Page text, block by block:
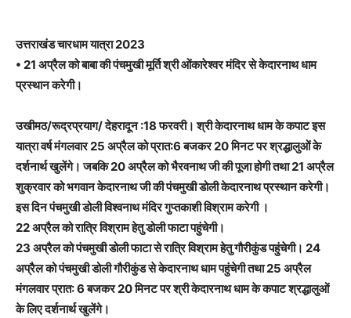
उत्तराखंड चारधाम यात्रा 2023
• 21 अप्रैल को बाबा की पंचमुखी मूर्ति श्री ओंकारेश्वर मंदिर से केदारनाथ धाम
प्रस्थान करेगी।
उखीमठ/रूद्रप्रयाग/ देहरादून :18 फरवरी। श्री केदारनाथ धाम के कपाट इस
यात्रा वर्ष मंगलवार 25 अप्रैल को प्रात:6 बजकर 20 मिनट पर श्रद्धालुओं के
दर्शनार्थ खुलेंगे। जबकि 20 अप्रैल को भैरवनाथ जी की पूजा होगी तथा 21 अप्रैल
शुक्रवार को भगवान केदारनाथ जी की पंचमुखी डोली केदारनाथ प्रस्थान करेगी।
इस दिन पंचमुखी डोली विश्वनाथ मंदिर गुप्तकाशी विश्राम करेगी ।
22 अप्रैल को रात्रि विश्राम हेतु डोली फाटा पहुंचेगी।
23 अप्रैल को पंचमुखी डोली फाटा से रात्रि विश्राम हेतु गौरीकुंड पहुंचेगी। 24
अप्रैल को पंचमुखी डोली गौरीकुंड से केदारनाथ धाम पहुंचेगी तथा 25 अप्रैल
मंगलवार प्रात: 6 बजकर 20 मिनट पर श्री केदारनाथ धाम के कपाट श्रद्धालुओं
के लिए दर्शनार्थ खुलेंगे।